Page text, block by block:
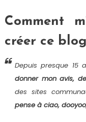
Comment
créer ce
Depuis presque 15
donner mon avis,
des sites
pense à ciao,